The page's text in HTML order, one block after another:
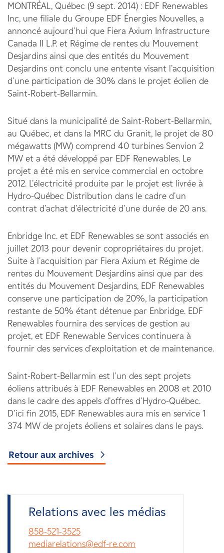
MONTRÉAL, Québec (9 sept. 2014) : EDF Renewables
Inc, une filiale du Groupe EDF Énergies Nouvelles, a
annoncé aujourd'hui que Fiera Axium Infrastructure
Canada II L.P. et Régime de rentes du Mouvement
Desjardins ainsi que des entités du Mouvement
Desjardins ont conclu une entente visant l'acquisition
d'une participation de 30% dans le projet éolien de
Saint-Robert-Bellarmin.
Situé dans la municipalité de Saint-Robert-Bellarmin,
au Québec, et dans la MRC du Granit, le projet de 80
mégawatts (MW) comprend 40 turbines Senvion 2
MW et a été développé par EDF Renewables. Le
projet a été mis en service commercial en octobre
2012. L'électricité produite par le projet est livrée à
Hydro-Québec Distribution dans le cadre d'un
contrat d'achat d'électricité d'une durée de 20 ans.
Enbridge Inc. et EDF Renewables se sont associés en
juillet 2013 pour devenir copropriétaires du projet.
Suite à l'acquisition par Fiera Axium et Régime de
rentes du Mouvement Desjardins ainsi que par des
entités du Mouvement Desjardins, EDF Renewables
conserve une participation de 20%, la participation
restante de 50% étant détenue par Enbridge. EDF
Renewables fournira des services de gestion au
projet, et EDF Renewable Services continuera à
fournir des services d'exploitation et de maintenance.
Saint-Robert-Bellarmin est l'un des sept projets
éoliens attribués à EDF Renewables en 2008 et 2010
dans le cadre des appels d'offres d'Hydro-Québec.
D'ici fin 2015, EDF Renewables aura mis en service 1
374 MW de projets éoliens et solaires dans le pays.
Retour aux archives
Relations avec les médias
858-521-3525
mediarelations@edf-re.com